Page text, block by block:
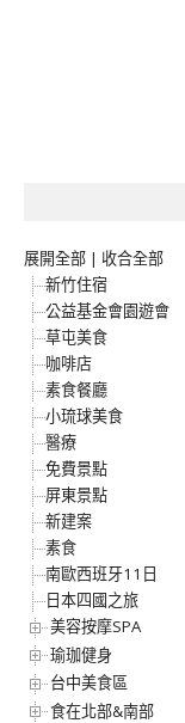
展開全部 | 收合全部
新竹住宿
公益基金會園遊會
草屯美食
咖啡店
素食餐廳
小琉球美食
醫療
免費景點
屏東景點
新建案
素食
南歐西班牙11日
日本四國之旅
美容按摩SPA
瑜珈健身
台中美食區
食在北部&南部